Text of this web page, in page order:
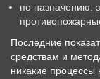
по назначению:
Последние
средствам и
никакие процессы